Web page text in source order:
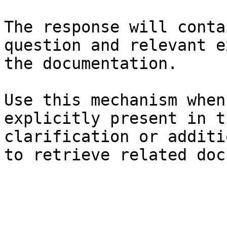
The response will
question and relevant
the documentation.
Use this mechanism
explicitly present in
clarification or